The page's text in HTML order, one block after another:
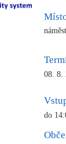
08. 8.
do